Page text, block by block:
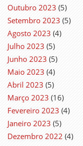
Outubro 2023 (5)
Setembro 2023 (5)
Agosto 2023 (4)
Julho 2023 (5)
Junho 2023 (5)
Maio 2023 (4)
Abril 2023 (5)
Março 2023 (16)
Fevereiro 2023 (4)
Janeiro 2023 (5)
Dezembro 2022 (4)